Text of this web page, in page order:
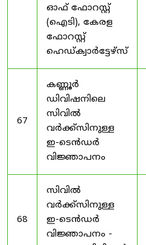
ഓഫ് ഫോറസ്റ്റ്
(ഐടി), കേരള
ഫോറസ്റ്റ്
ഹെഡ്ക്വാർട്ടേഴ്സ്
67
കണ്ണൂർ
ഡിവിഷനിലെ
സിവിൽ
വർക്ക്സിനുള്ള
ഇ-ടെൻഡർ
വിജ്ഞാപനം
68
സിവിൽ
വർക്ക്സിനുള്ള
ഇ-ടെൻഡർ
വിജ്ഞാപനം -